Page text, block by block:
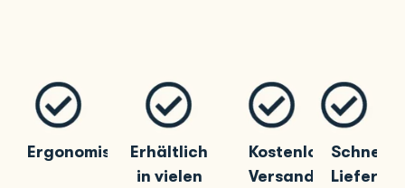
Ergonomisch Erhältlich
in vielen
Kostenloser
Versand
Schnelle